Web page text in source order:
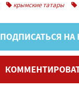
крымские татары
ПОДПИСАТЬСЯ НА